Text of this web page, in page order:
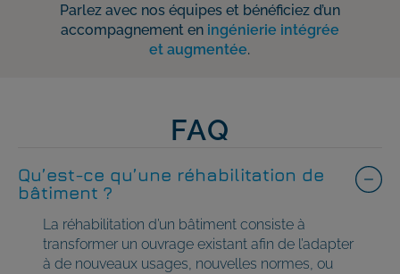
Parlez avec nos équipes et bénéficiez d’un
accompagnement en ingénierie intégrée
et augmentée.
FAQ
Qu’est-ce qu’une réhabilitation de
bâtiment ?
La réhabilitation d’un bâtiment consiste à
transformer un ouvrage existant afin de l’adapter
à de nouveaux usages, nouvelles normes, ou